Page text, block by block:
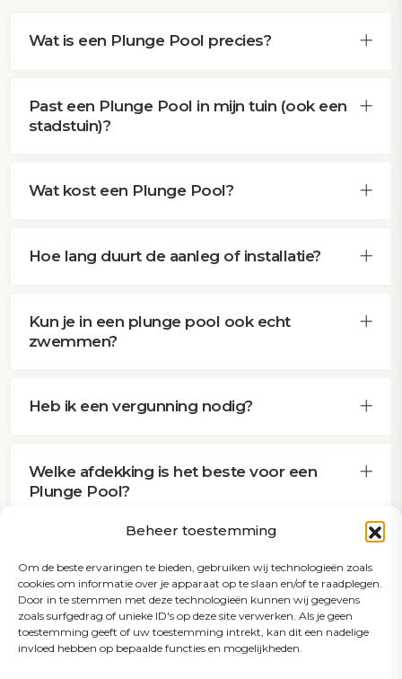
Beheer toestemming
Om de beste ervaringen te bieden, gebruiken wij technologieën zoals
cookies om informatie over je apparaat op te slaan en/of te raadplegen.
Door in te stemmen met deze technologieën kunnen wij gegevens
zoals surfgedrag of unieke ID's op deze site verwerken. Als je geen
toestemming geeft of uw toestemming intrekt, kan dit een nadelige
invloed hebben op bepaalde functies en mogelijkheden.
Wat is een Plunge Pool precies?
Past een Plunge Pool in mijn tuin (ook een
stadstuin)?
Wat kost een Plunge Pool?
Hoe lang duurt de aanleg of installatie?
Kun je in een plunge pool ook echt
zwemmen?
Heb ik een vergunning nodig?
Welke afdekking is het beste voor een
Plunge Pool?
Ontdek meer